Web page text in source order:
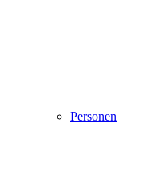
Personen